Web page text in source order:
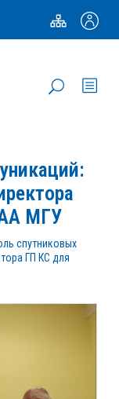
МГУ
спутниковых
ГП КС для